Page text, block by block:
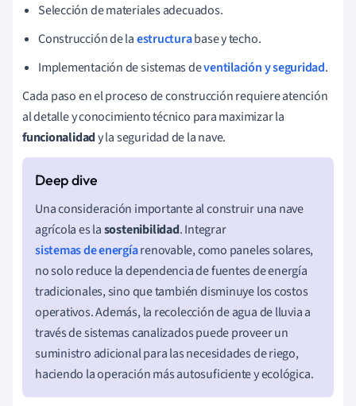
Selección de materiales adecuados.
Construcción de laestructurabase y techo.
Implementación de sistemas deventilación y seguridad.
Cada paso en el proceso de construcción requiere atención
al detalle y conocimiento técnico para maximizar la
funcionalidady la seguridad de la nave.
Una consideración importante al construir una nave
agrícola es lasostenibilidad. Integrar
sistemas de energíarenovable, como paneles solares,
no solo reduce la dependencia de fuentes de energía
tradicionales, sino que también disminuye los costos
operativos. Además, la recolección de agua de lluvia a
través de sistemas canalizados puede proveer un
suministro adicional para las necesidades de riego,
haciendo la operación más autosuficiente y ecológica.